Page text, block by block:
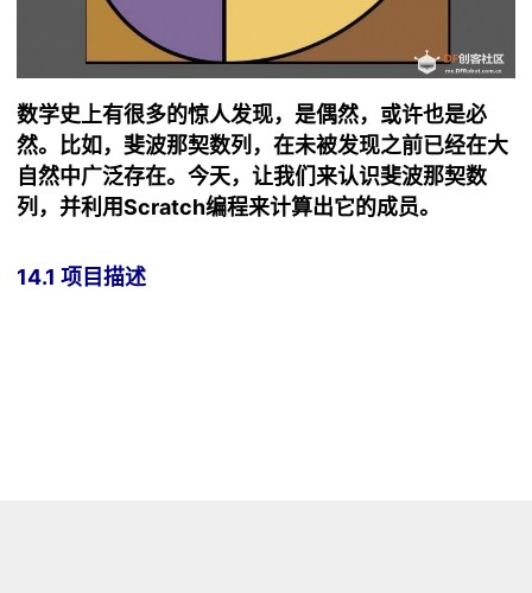
数学史上有很多的惊人发现，是偶然，或许也是必
然。比如，斐波那契数列，在未被发现之前已经在大
自然中广泛存在。今天，让我们来认识斐波那契数
列，并利用Scratch编程来计算出它的成员。
14.1 项目描述